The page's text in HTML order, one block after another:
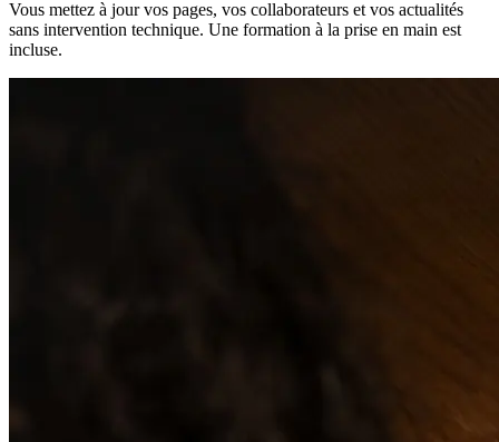
Vous mettez à jour vos pages, vos collaborateurs et vos actualités
sans intervention technique. Une formation à la prise en main est
incluse.